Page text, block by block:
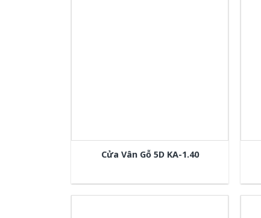
Cửa Vân Gỗ 5D KA-1.40